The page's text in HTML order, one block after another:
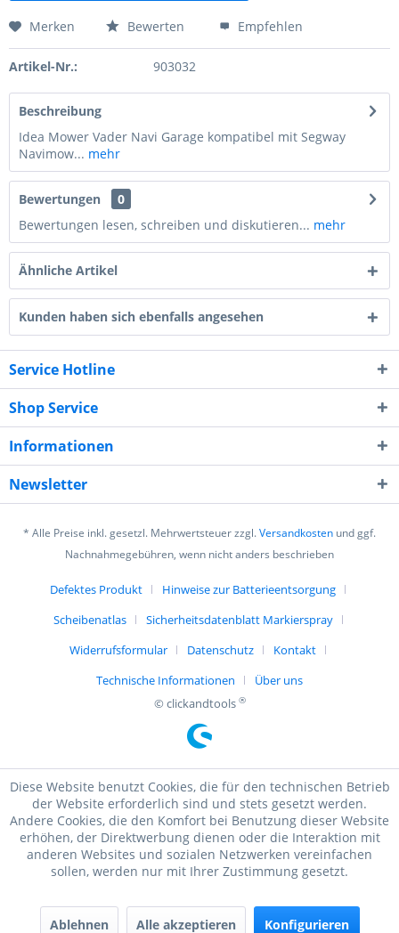
Merken Bewerten Empfehlen
Artikel-Nr.: 903032
Beschreibung
Idea Mower Vader Navi Garage kompatibel mit Segway
Navimow... mehr
Bewertungen
0
Bewertungen lesen, schreiben und diskutieren... mehr
Ähnliche Artikel
Kunden haben sich ebenfalls angesehen
Service Hotline
Shop Service
Informationen
Newsletter
* Alle Preise inkl. gesetzl. Mehrwertsteuer zzgl.Versandkosten und ggf.
Nachnahmegebühren, wenn nicht anders beschrieben
Defektes Produkt
Hinweise zur Batterieentsorgung
Scheibenatlas
Sicherheitsdatenblatt Markierspray
Widerrufsformular
Datenschutz
Kontakt
Technische Informationen
Über uns
© clickandtools ®
Diese Website benutzt Cookies, die für den technischen Betrieb
der Website erforderlich sind und stets gesetzt werden.
Andere Cookies, die den Komfort bei Benutzung dieser Website
erhöhen, der Direktwerbung dienen oder die Interaktion mit
anderen Websites und sozialen Netzwerken vereinfachen
sollen, werden nur mit Ihrer Zustimmung gesetzt.
Ablehnen Alle akzeptieren Konfigurieren